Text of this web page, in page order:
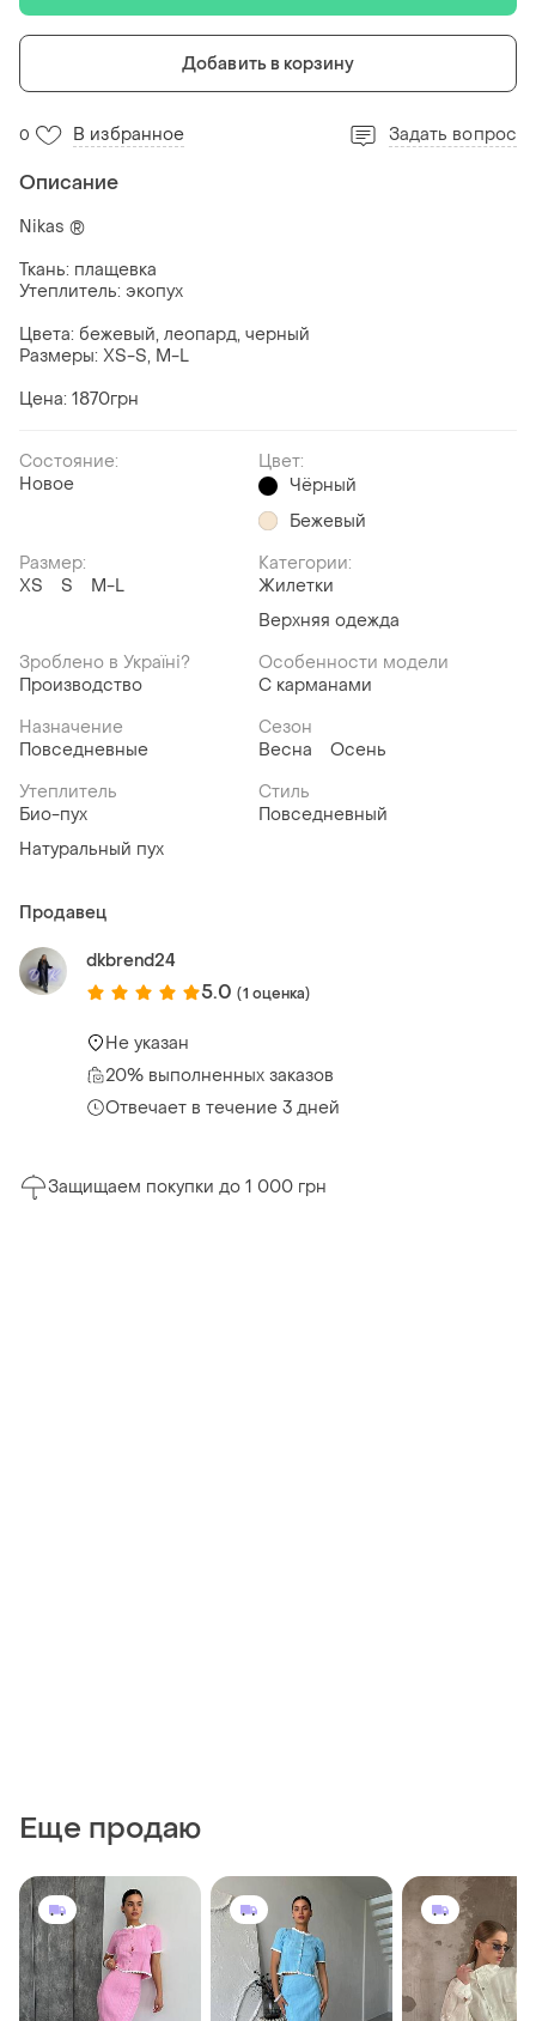
Добавить в корзину
0 В избранное Задать вопрос
Описание
Nikas ®
Ткань: плащевка
Утеплитель: экопух
Цвета: бежевый, леопард, черный
Размеры: XS-S, M-L
Цена: 1870грн
Состояние:
Новое
Цвет:
Чёрный
Бежевый
Размер:
XS
S M-L
Категории:
Жилетки
Верхняя одежда
Зроблено в Україні?
Производство
Особенности модели
С карманами
Назначение
Повседневные
Сезон
Весна
Осень
Утеплитель
Био-пух
Натуральный пух
Стиль
Повседневный
Продавец
dkbrend24
5.0 (1 оценка)
Не указан
20% выполненных заказов
Отвечает в течение 3 дней
Защищаем покупки до 1 000 грн
Еще продаю